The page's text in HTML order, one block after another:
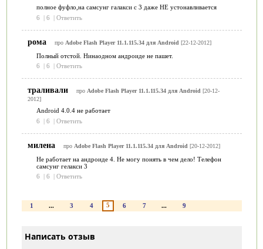
полное фуфло,на самсунг галакси с 3 даже НЕ устонавливается
6
| 6 | Ответить
рома про Adobe Flash Player 11.1.115.34 для Android [22-12-2012]
Полный отстой. Нинаодном андроиде не пашет.
6
| 6 | Ответить
траливали про Adobe Flash Player 11.1.115.34 для Android [20-12-
2012]
Android 4.0.4 не работает
6
| 6 | Ответить
милена про Adobe Flash Player 11.1.115.34 для Android [20-12-2012]
Не работает на андроиде 4. Не могу понять в чем дело! Телефон
самсунг гелакси 3
6
| 6 | Ответить
1 ... 3 4 5 6 7 ... 9
Написать отзыв